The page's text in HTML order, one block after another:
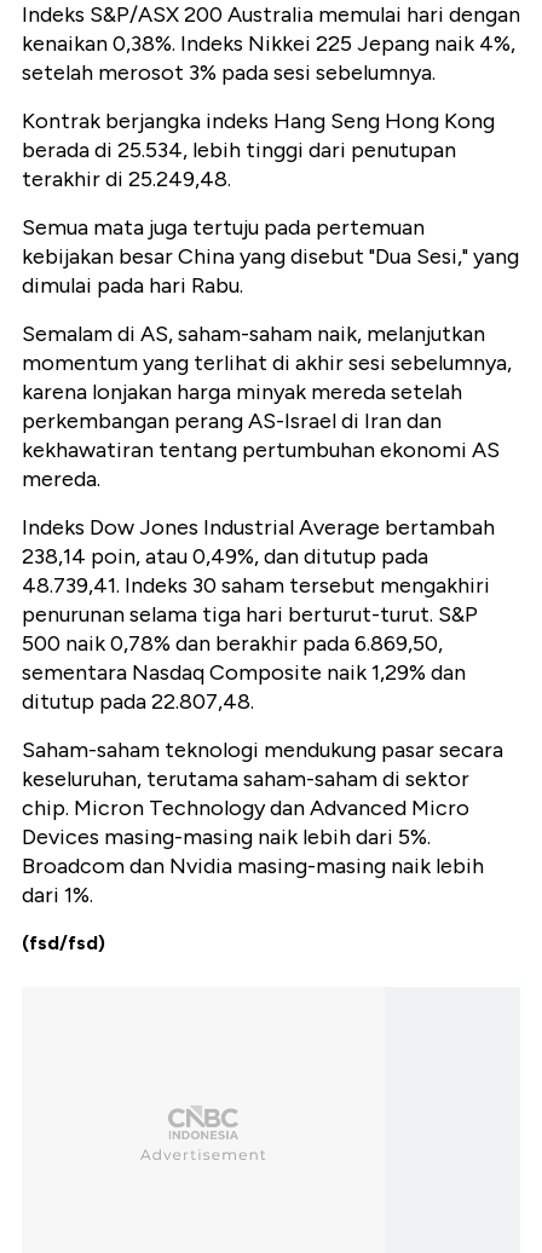
Indeks S&P/ASX 200 Australia memulai hari dengan
kenaikan 0,38%. Indeks Nikkei 225 Jepang naik 4%,
setelah merosot 3% pada sesi sebelumnya.
Kontrak berjangka indeks Hang Seng Hong Kong
berada di 25.534, lebih tinggi dari penutupan
terakhir di 25.249,48.
Semua mata juga tertuju pada pertemuan
kebijakan besar China yang disebut "Dua Sesi," yang
dimulai pada hari Rabu.
Semalam di AS, saham-saham naik, melanjutkan
momentum yang terlihat di akhir sesi sebelumnya,
karena lonjakan harga minyak mereda setelah
perkembangan perang AS-Israel di Iran dan
kekhawatiran tentang pertumbuhan ekonomi AS
mereda.
Indeks Dow Jones Industrial Average bertambah
238,14 poin, atau 0,49%, dan ditutup pada
48.739,41. Indeks 30 saham tersebut mengakhiri
penurunan selama tiga hari berturut-turut. S&P
500 naik 0,78% dan berakhir pada 6.869,50,
sementara Nasdaq Composite naik 1,29% dan
ditutup pada 22.807,48.
Saham-saham teknologi mendukung pasar secara
keseluruhan, terutama saham-saham di sektor
chip. Micron Technology dan Advanced Micro
Devices masing-masing naik lebih dari 5%.
Broadcom dan Nvidia masing-masing naik lebih
dari 1%.
(fsd/fsd)